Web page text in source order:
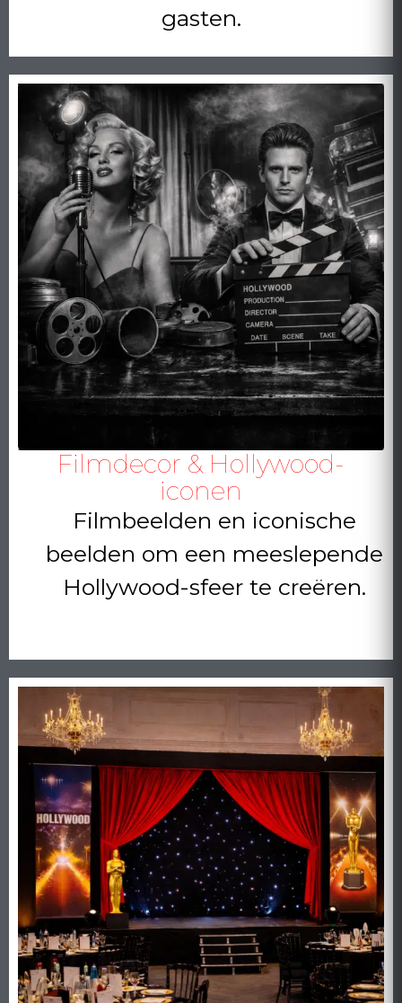
gasten.
Filmdecor & Hollywood-
iconen
Filmbeelden en iconische
beelden om een meeslepende
Hollywood-sfeer te creëren.